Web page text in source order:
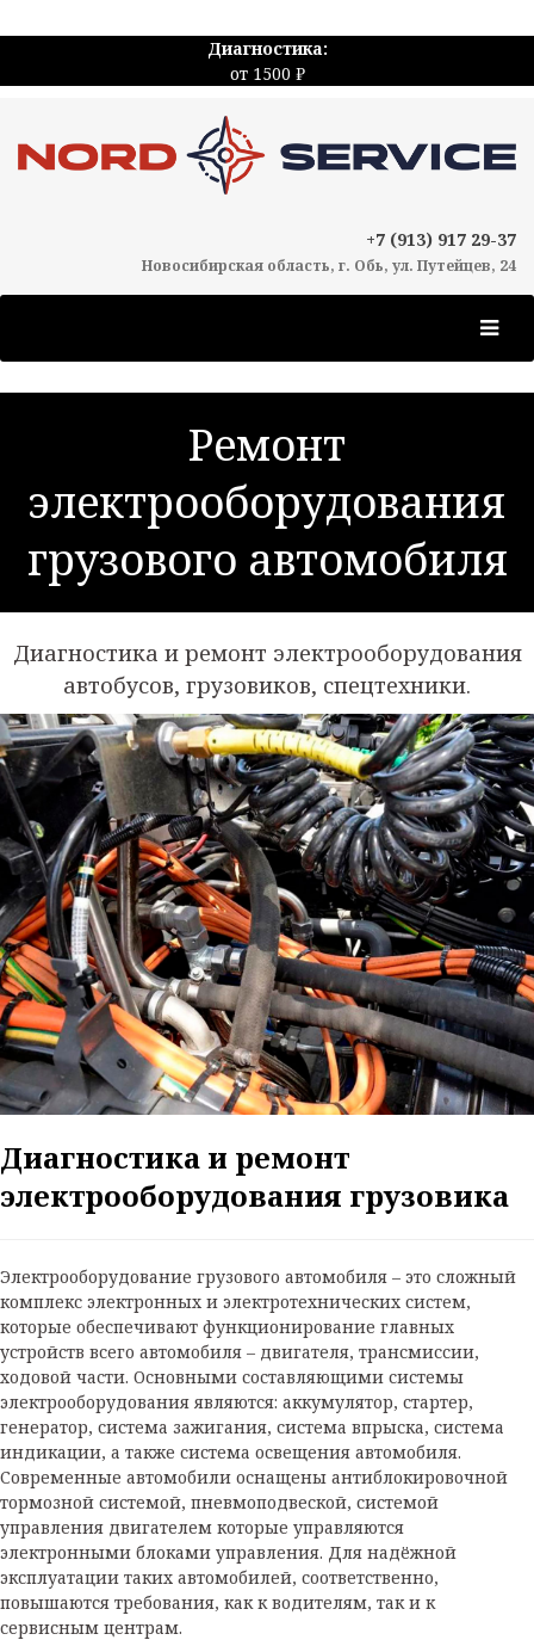
Диагностика:
от 1500 ₽
+7 (913) 917 29-37
Новосибирская область, г. Обь, ул. Путейцев, 24
Ремонт
электрооборудования
грузового автомобиля
Диагностика и ремонт электрооборудования
автобусов, грузовиков, спецтехники.
Диагностика и ремонт
электрооборудования грузовика
Электрооборудование грузового автомобиля – это сложный
комплекс электронных и электротехнических систем,
которые обеспечивают функционирование главных
устройств всего автомобиля – двигателя, трансмиссии,
ходовой части. Основными составляющими системы
электрооборудования являются: аккумулятор, стартер,
генератор, система зажигания, система впрыска, система
индикации, а также система освещения автомобиля.
Современные автомобили оснащены антиблокировочной
тормозной системой, пневмоподвеской, системой
управления двигателем которые управляются
электронными блоками управления. Для надёжной
эксплуатации таких автомобилей, соответственно,
повышаются требования, как к водителям, так и к
сервисным центрам.